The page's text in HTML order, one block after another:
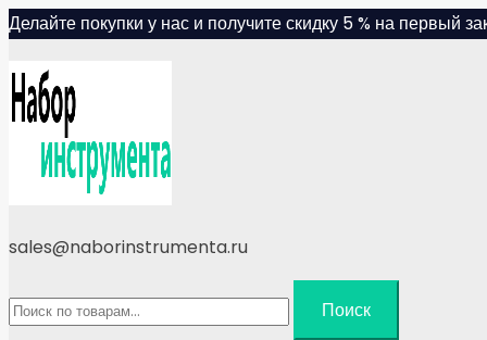
Skip
content
Делайте покупки у нас и получите скидку 5 % на первый
sales@naborinstrumenta.ru
Искать:
Поиск